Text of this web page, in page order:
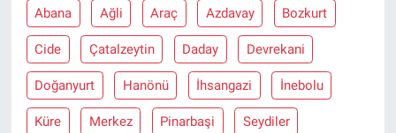
Abana Ağli Araç Azdavay Bozkurt
Cide Çatalzeytin Daday Devrekani
Doğanyurt Hanönü İhsangazi İnebolu
Küre Merkez Pinarbaşi Seydiler